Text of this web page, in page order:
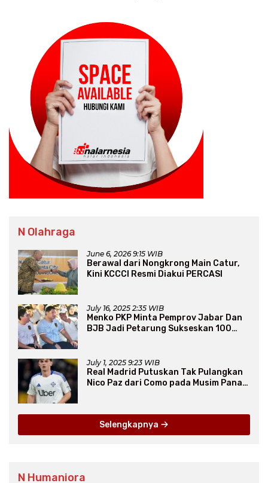
N Olahraga
June 6, 2026 9:15 WIB
Berawal dari Nongkrong Main Catur,
Kini KCCCI Resmi Diakui PERCASI
July 16, 2025 2:35 WIB
Menko PKP Minta Pemprov Jabar Dan
BJB Jadi Petarung Sukseskan 100
July 1, 2025 9:23 WIB
Real Madrid Putuskan Tak Pulangkan
Nico Paz dari Como pada Musim Panas
Selengkapnya
N Humaniora